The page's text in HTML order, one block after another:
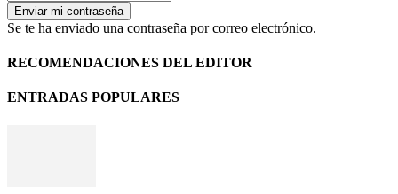
Se te ha enviado una contraseña por correo electrónico.
RECOMENDACIONES DEL EDITOR
ENTRADAS POPULARES